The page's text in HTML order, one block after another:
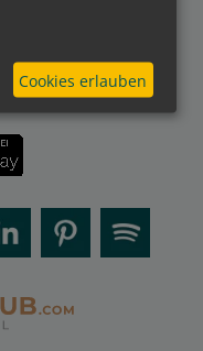
Cookies erlauben